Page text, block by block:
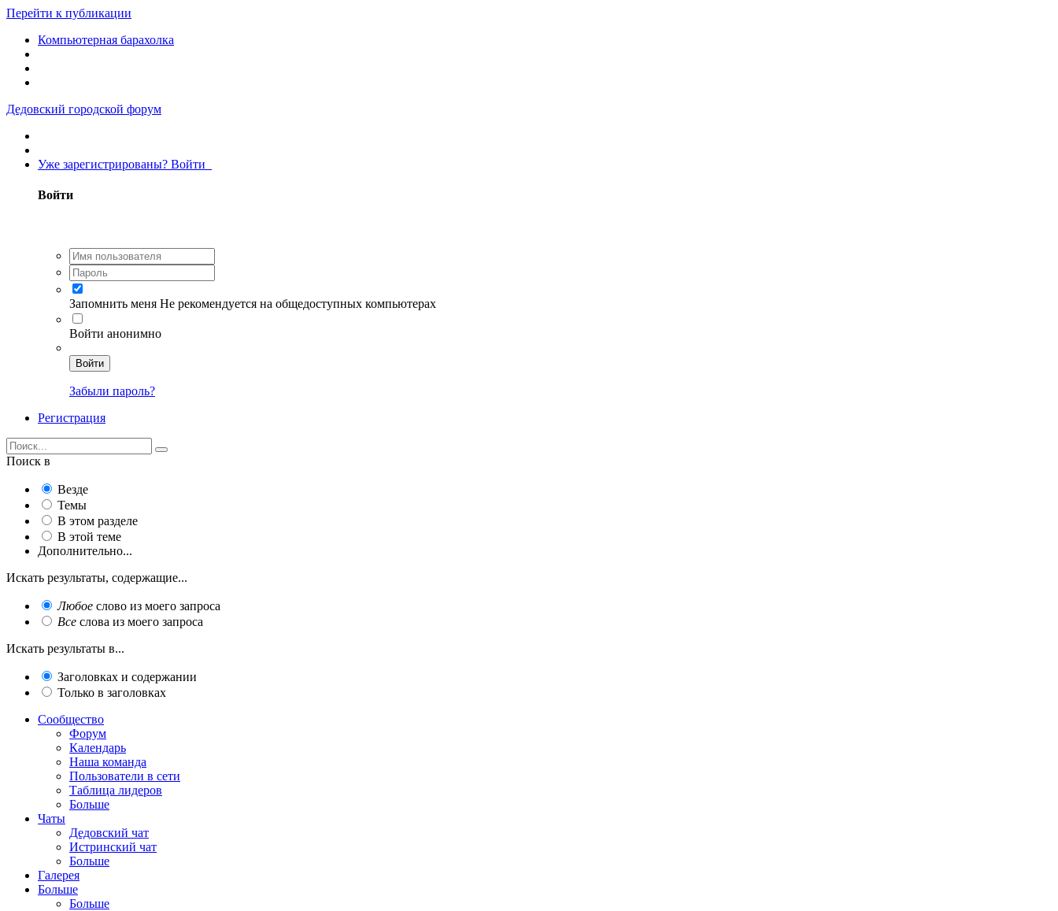
Перейти к публикации
Компьютерная барахолка
Дедовский городской форум
Уже зарегистрированы? Войти
Войти
Запомнить меня Не рекомендуется на общедоступных компьютерах
Войти анонимно
Войти
Забыли пароль?
Регистрация
Поиск в
Везде
Темы
В этом разделе
В этой теме
Дополнительно...
Искать результаты, содержащие...
Любое слово из моего запроса
Все слова из моего запроса
Искать результаты в...
Заголовках и содержании
Только в заголовках
Сообщество
Форум
Календарь
Наша команда
Пользователи в сети
Таблица лидеров
Больше
Чаты
Дедовский чат
Истринский чат
Больше
Галерея
Больше
Больше